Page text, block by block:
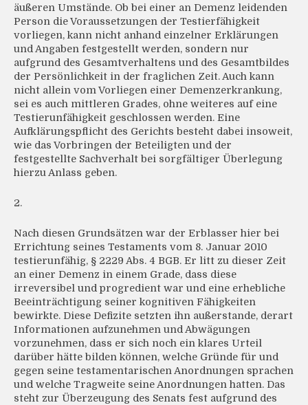
äußeren Umstände. Ob bei einer an Demenz leidenden
Person die Voraussetzungen der Testierfähigkeit
vorliegen, kann nicht anhand einzelner Erklärungen
und Angaben festgestellt werden, sondern nur
aufgrund des Gesamtverhaltens und des Gesamtbildes
der Persönlichkeit in der fraglichen Zeit. Auch kann
nicht allein vom Vorliegen einer Demenzerkrankung,
sei es auch mittleren Grades, ohne weiteres auf eine
Testierunfähigkeit geschlossen werden. Eine
Aufklärungspflicht des Gerichts besteht dabei insoweit,
wie das Vorbringen der Beteiligten und der
festgestellte Sachverhalt bei sorgfältiger Überlegung
hierzu Anlass geben.
2.
Nach diesen Grundsätzen war der Erblasser hier bei
Errichtung seines Testaments vom 8. Januar 2010
testierunfähig, § 2229 Abs. 4 BGB. Er litt zu dieser Zeit
an einer Demenz in einem Grade, dass diese
irreversibel und progredient war und eine erhebliche
Beeinträchtigung seiner kognitiven Fähigkeiten
bewirkte. Diese Defizite setzten ihn außerstande, derart
Informationen aufzunehmen und Abwägungen
vorzunehmen, dass er sich noch ein klares Urteil
darüber hätte bilden können, welche Gründe für und
gegen seine testamentarischen Anordnungen sprachen
und welche Tragweite seine Anordnungen hatten. Das
steht zur Überzeugung des Senats fest aufgrund des